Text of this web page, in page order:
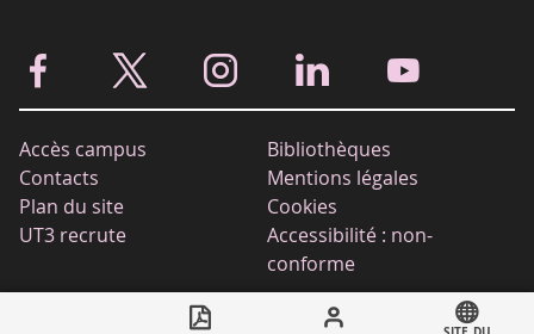
Call
Accès campus
Bibliothèques
Contacts
Mentions légales
Plan du site
Cookies
UT3 recrute
Accessibilité : non-
conforme